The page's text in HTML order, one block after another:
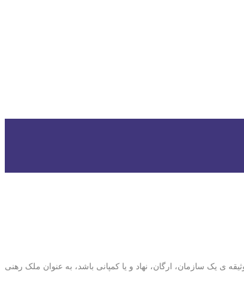
ی یک سازمان، ارگان، نهاد و یا کمپانی باشد، به عنوان ملک رهنی